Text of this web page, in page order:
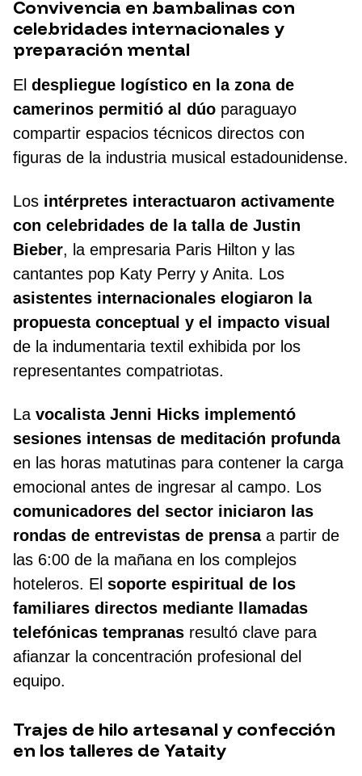
Convivencia en bambalinas con
celebridades internacionales y
preparación mental
El despliegue logístico en la zona de
camerinos permitió al dúo paraguayo
compartir espacios técnicos directos con
figuras de la industria musical estadounidense.
Los intérpretes interactuaron activamente
con celebridades de la talla de Justin
Bieber, la empresaria Paris Hilton y las
cantantes pop Katy Perry y Anita. Los
asistentes internacionales elogiaron la
propuesta conceptual y el impacto visual
de la indumentaria textil exhibida por los
representantes compatriotas.
La vocalista Jenni Hicks implementó
sesiones intensas de meditación profunda
en las horas matutinas para contener la carga
emocional antes de ingresar al campo. Los
comunicadores del sector iniciaron las
rondas de entrevistas de prensaa partir de
las 6:00 de la mañana en los complejos
hoteleros. El soporte espiritual de los
familiares directos mediante llamadas
telefónicas tempranas resultó clave para
afianzar la concentración profesional del
equipo.
Trajes de hilo artesanal y confección
en los talleres de Yataity